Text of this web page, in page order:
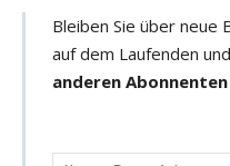
Bleiben Sie über
auf dem Laufenden und
anderen